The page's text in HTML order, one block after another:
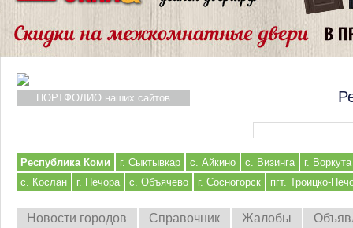
ПОРТФОЛИО наших сайтов
Республика Коми г. Сыктывкар с. Айкино с. Визинга
г. Воркута
с. Кослан
г. Печора с. Объячево г. Сосногорск пгт. Троицко-
Новости городов Справочник Жалобы